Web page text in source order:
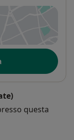
nuova scheda
questa